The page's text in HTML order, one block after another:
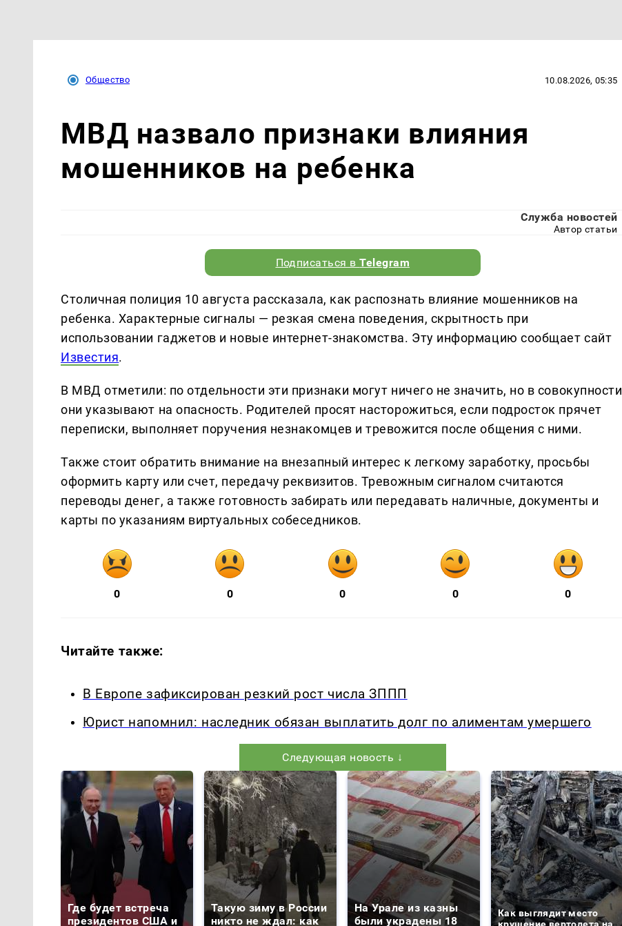
Общество 10.08.2026, 05:35
МВД назвало признаки влияния
мошенников на ребенка
Служба новостей
Автор статьи
Подписаться вTelegram
Столичная полиция 10 августа рассказала, как распознать влияние мошенников на
ребенка. Характерные сигналы — резкая смена поведения, скрытность при
использовании гаджетов и новые интернет-знакомства. Эту информацию сообщает сайт
Известия.
В МВД отметили: по отдельности эти признаки могут ничего не значить, но в совокупности
они указывают на опасность. Родителей просят насторожиться, если подросток прячет
переписки, выполняет поручения незнакомцев и тревожится после общения с ними.
Также стоит обратить внимание на внезапный интерес к легкому заработку, просьбы
оформить карту или счет, передачу реквизитов. Тревожным сигналом считаются
переводы денег, а также готовность забирать или передавать наличные, документы и
карты по указаниям виртуальных собеседников.
0 0 0 0 0
Читайте также:
В Европе зафиксирован резкий рост числа ЗППП
Юрист напомнил: наследник обязан выплатить долг по алиментам умершего
Следующая новость ↓
Где будет встреча
президентов США и
Такую зиму в России
никто не ждал: как
На Урале из казны
были украдены 18
Как выглядит место
крушение вертолета на